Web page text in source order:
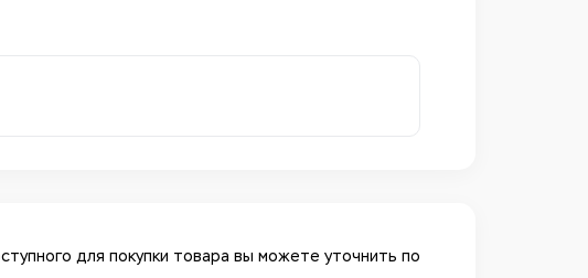
для покупки товара вы можете уточнить по